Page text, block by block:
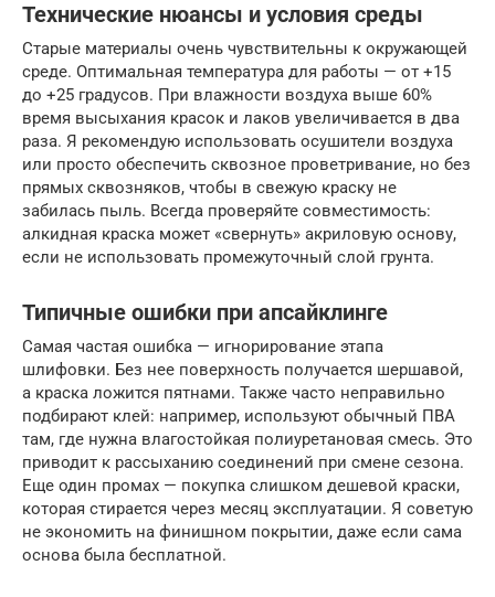
Технические нюансы и условия среды
Старые материалы очень чувствительны к окружающей
среде. Оптимальная температура для работы — от +15
до +25 градусов. При влажности воздуха выше 60%
время высыхания красок и лаков увеличивается в два
раза. Я рекомендую использовать осушители воздуха
или просто обеспечить сквозное проветривание, но без
прямых сквозняков, чтобы в свежую краску не
забилась пыль. Всегда проверяйте совместимость:
алкидная краска может «свернуть» акриловую основу,
если не использовать промежуточный слой грунта.
Типичные ошибки при апсайклинге
Самая частая ошибка — игнорирование этапа
шлифовки. Без нее поверхность получается шершавой,
а краска ложится пятнами. Также часто неправильно
подбирают клей: например, используют обычный ПВА
там, где нужна влагостойкая полиуретановая смесь. Это
приводит к рассыханию соединений при смене сезона.
Еще один промах — покупка слишком дешевой краски,
которая стирается через месяц эксплуатации. Я советую
не экономить на финишном покрытии, даже если сама
основа была бесплатной.